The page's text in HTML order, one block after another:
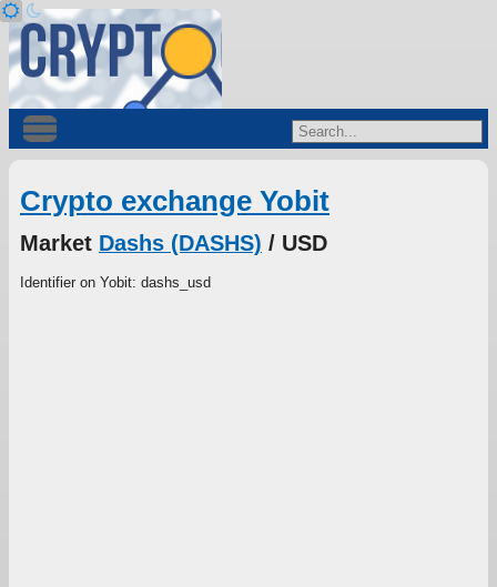
Crypto exchange Yobit
Market Dashs (DASHS) / USD
Identifier on Yobit: dashs_usd